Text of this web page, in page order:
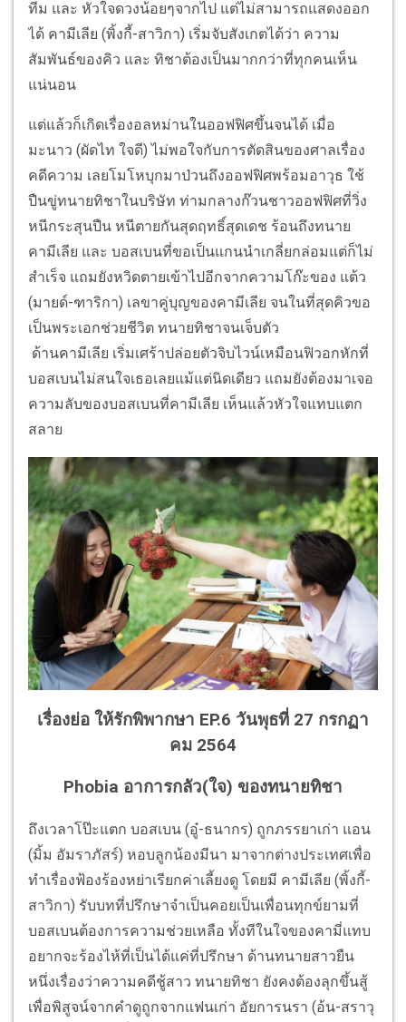
ทีม และ หัวใจดวงน้อยๆจากไป แต่ไม่สามารถแสดงออก
ได้ คามีเลีย (พิ้งกี้-สาวิกา) เริ่มจับสังเกตได้ว่า ความ
สัมพันธ์ของคิว และ ทิชาต้องเป็นมากกว่าที่ทุกคนเห็น
แน่นอน
แต่แล้วก็เกิดเรื่องอลหม่านในออฟฟิศขึ้นจนได้ เมื่อ
มะนาว (ผัดไท ใจดี) ไม่พอใจกับการตัดสินของศาลเรื่อง
คดีความ เลยโมโหบุกมาป่วนถึงออฟฟิศพร้อมอาวุธ ใช้
ปืนขู่ทนายทิชาในบริษัท ท่ามกลางก๊วนชาวออฟฟิศที่วิ่ง
หนีกระสุนปืน หนีตายกันสุดฤทธิ์สุดเดช ร้อนถึงทนาย
คามีเลีย และ บอสเบนที่ขอเป็นแกนนำเกลี่ยกล่อมแต่ก็ไม่
สำเร็จ แถมยังหวิดตายเข้าไปอีกจากความโก๊ะของ แต้ว
(มายด์-ฑาริกา) เลขาคู่บุญของคามีเลีย จนในที่สุดคิวขอ
เป็นพระเอกช่วยชีวิต ทนายทิชาจนเจ็บตัว
ด้านคามีเลีย เริ่มเศร้าปล่อยตัวจิบไวน์เหมือนฟิวอกหักที่
บอสเบนไม่สนใจเธอเลยแม้แต่นิดเดียว แถมยังต้องมาเจอ
ความลับของบอสเบนที่คามีเลีย เห็นแล้วหัวใจแทบแตก
สลาย
เรื่องย่อ ให้รักพิพากษา EP.6 วันพุธที่ 27 กรกฏา
คม 2564
Phobia อาการกลัว(ใจ) ของทนายทิชา
ถึงเวลาโป๊ะแตก บอสเบน (อู๋-ธนากร) ถูกภรรยาเก่า แอน
(มิ้ม อัมราภัสร์) หอบลูกน้องมีนา มาจากต่างประเทศเพื่อ
ทำเรื่องฟ้องร้องหย่าเรียกค่าเลี้ยงดู โดยมี คามีเลีย (พิ้งกี้-
สาวิกา) รับบทที่ปรึกษาจำเป็นคอยเป็นเพื่อนทุกข์ยามที่
บอสเบนต้องการความช่วยเหลือ ทั้งทีในใจของคามี่แทบ
อยากจะร้องไห้ที่เป็นได้แค่ที่ปรึกษา ด้านทนายสาวยืน
หนึ่งเรื่องว่าความคดีชู้สาว ทนายทิชา ยังคงต้องลุกขึ้นสู้
เพื่อพิสูจน์จากคำดูถูกจากแฟนเก่า อัยการนรา (อ้น-สราวุ